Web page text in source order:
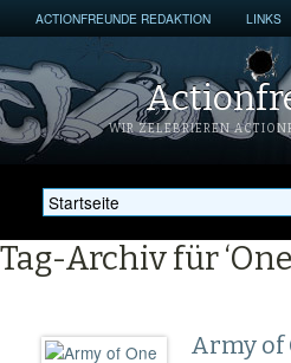
ACTIONFREUNDE REDAKTION LINKS
WIR ZELEBRIEREN
Tag-Archiv für
Army of